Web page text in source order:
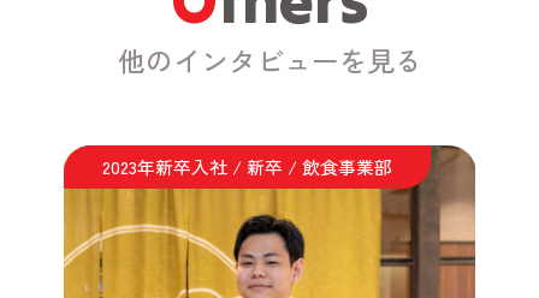
他のインタビューを見る
2023年新卒入社 / 新卒 / 飲食事業部